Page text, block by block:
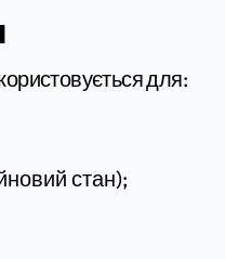
для:
стан);